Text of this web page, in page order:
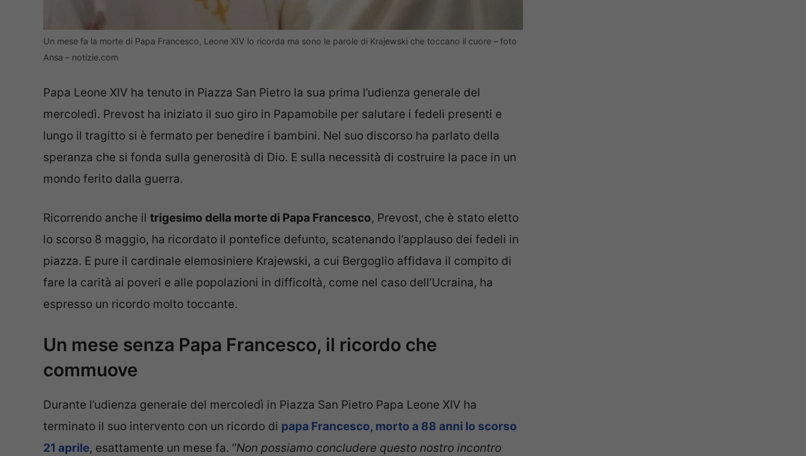
Un mese fa la morte di Papa Francesco, Leone XIV lo ricorda ma sono le parole di Krajewski che toccano il cuore – foto
Ansa – notizie.com
Papa Leone XIV ha tenuto in Piazza San Pietro la sua prima l’udienza generale del
mercoledì. Prevost ha iniziato il suo giro in Papamobile per salutare i fedeli presenti e
lungo il tragitto si è fermato per benedire i bambini. Nel suo discorso ha parlato della
speranza che si fonda sulla generosità di Dio. E sulla necessità di costruire la pace in un
mondo ferito dalla guerra.
Ricorrendo anche il trigesimo della morte di Papa Francesco, Prevost, che è stato eletto
lo scorso 8 maggio, ha ricordato il pontefice defunto, scatenando l’applauso dei fedeli in
piazza. E pure il cardinale elemosiniere Krajewski, a cui Bergoglio affidava il compito di
fare la carità ai poveri e alle popolazioni in difficoltà, come nel caso dell’Ucraina, ha
espresso un ricordo molto toccante.
Un mese senza Papa Francesco, il ricordo che
commuove
Durante l’udienza generale del mercoledì in Piazza San Pietro Papa Leone XIV ha
terminato il suo intervento con un ricordo di papa Francesco, morto a 88 anni lo scorso
21 aprile, esattamente un mese fa. “Non possiamo concludere questo nostro incontro